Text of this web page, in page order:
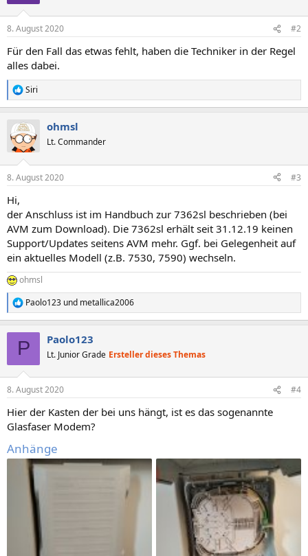
8. August 2020 #2
Für den Fall das etwas fehlt, haben die Techniker in der Regel
alles dabei.
R
e
k
t
i
e
:
Siri
ohmsl
Lt. Commander
8. August 2020 #3
Hi,
der Anschluss ist im Handbuch zur 7362sl beschrieben (bei
AVM zum Download). Die 7362sl erhält seit 31.12.19 keinen
Support/Updates seitens AVM mehr. Ggf. bei Gelegenheit auf
ein aktuelles Modell (z.B. 7530, 7590) wechseln.
ohmsl
R
e
e
:
Paolo123 und metallica2006
P Paolo123
Lt. Junior Grade Ersteller dieses Themas
8. August 2020 #4
Hier der Kasten der bei uns hängt, ist es das sogenannte
Glasfaser Modem?
Anhänge